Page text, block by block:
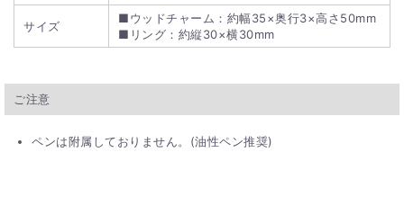
サイズ
■ウッドチャーム：約幅35×奥行3×高さ50mm
■リング：約縦30×横30mm
ご注意
ペンは附属しておりません。(油性ペン推奨)